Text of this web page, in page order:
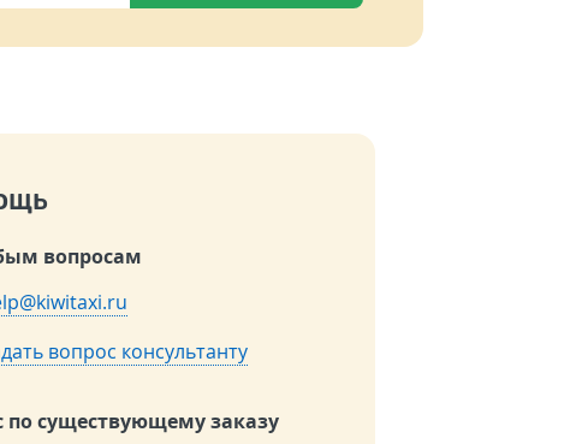
вопросам
вопрос консультанту
по существующему заказу